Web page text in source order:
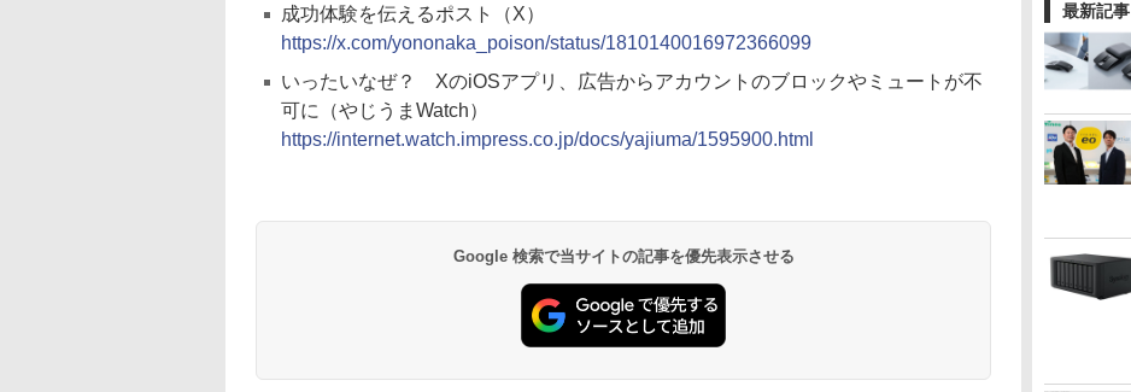
最新記事
成功体験を伝えるポスト（X）
https://x.com/yononaka_poison/status/1810140016972366099
いったいなぜ？ XのiOSアプリ、広告からアカウントのブロックやミュートが不
可に（やじうまWatch）
https://internet.watch.impress.co.jp/docs/yajiuma/1595900.html
Google 検索で当サイトの記事を優先表示させる